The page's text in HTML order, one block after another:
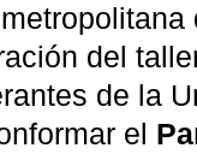
del
de la
el